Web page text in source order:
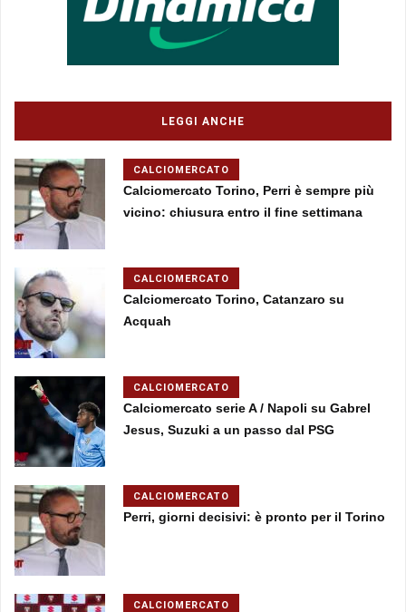
LEGGI ANCHE
CALCIOMERCATO
Calciomercato Torino, Perri è sempre più
vicino: chiusura entro il fine settimana
CALCIOMERCATO
Calciomercato Torino, Catanzaro su
Acquah
CALCIOMERCATO
Calciomercato serie A / Napoli su Gabrel
Jesus, Suzuki a un passo dal PSG
CALCIOMERCATO
Perri, giorni decisivi: è pronto per il Torino
CALCIOMERCATO